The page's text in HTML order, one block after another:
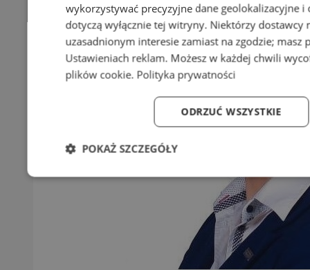
wykorzystywać precyzyjne dane geolokalizacyjne
dotyczą wyłącznie tej witryny. Niektórzy dostawcy
uzasadnionym interesie zamiast na zgodzie; masz
Ustawieniach reklam. Możesz w każdej chwili
plików cookie. Polityka prywatności
ODRZUĆ WSZYSTKIE
POKAŻ SZCZEGÓŁY
Niezbędne Wydajność Targetowanie